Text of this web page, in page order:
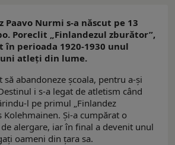
Nurmi s-a născut pe 13
Poreclit „Finlandezul zburător”,
în perioada 1920-1930 unul
atleți din lume.
să abandoneze şcoala, pentru a-şi
i s-a legat de atletism când
l pe primul „Finlandez
Kolehmainen. Şi-a cumpărat o
alergare, iar în final a devenit unul
oameni din ţara sa.